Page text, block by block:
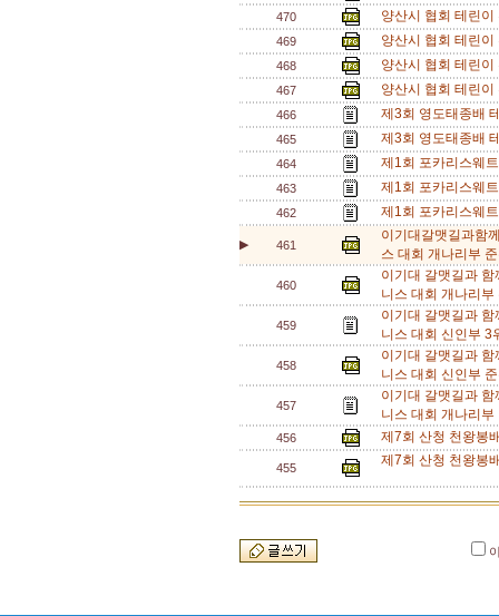
470 양산시 협회 테린
469 양산시 협회 테린
468 양산시 협회 테린
467 양산시 협회 테린
466 제3회 영도태종배
465 제3회 영도태종배
464 제1회 포카리스웨
463 제1회 포카리스웨
462 제1회 포카리스웨
▶ 461
이기대갈맷길과함
스 대회 개나리부
460
이기대 갈맷길과
니스 대회 개나리
459
이기대 갈맷길과
니스 대회 신인부
458
이기대 갈맷길과
니스 대회 신인부
457
이기대 갈맷길과
니스 대회 개나리
456 제7회 산청 천왕봉
455 제7회 산청 천왕봉